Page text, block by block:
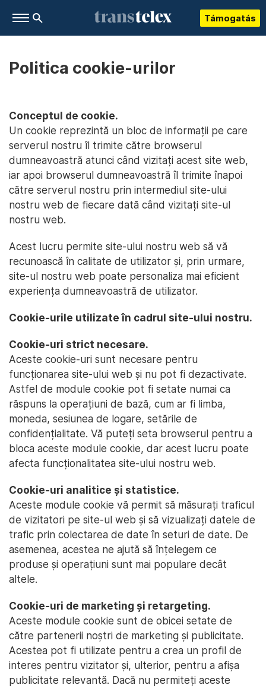
Támogatás
Politica cookie-urilor
Conceptul de cookie.
Un cookie reprezintă un bloc de informații pe care
serverul nostru îl trimite către browserul
dumneavoastră atunci când vizitați acest site web,
iar apoi browserul dumneavoastră îl trimite înapoi
către serverul nostru prin intermediul site-ului
nostru web de fiecare dată când vizitați site-ul
nostru web.
Acest lucru permite site-ului nostru web să vă
recunoască în calitate de utilizator și, prin urmare,
site-ul nostru web poate personaliza mai eficient
experiența dumneavoastră de utilizator.
Cookie-urile utilizate în cadrul site-ului nostru.
Cookie-uri strict necesare.
Aceste cookie-uri sunt necesare pentru
funcționarea site-ului web și nu pot fi dezactivate.
Astfel de module cookie pot fi setate numai ca
răspuns la operațiuni de bază, cum ar fi limba,
moneda, sesiunea de logare, setările de
confidențialitate. Vă puteți seta browserul pentru a
bloca aceste module cookie, dar acest lucru poate
afecta funcționalitatea site-ului nostru web.
Cookie-uri analitice și statistice.
Aceste module cookie vă permit să măsurați traficul
de vizitatori pe site-ul web și să vizualizați datele de
trafic prin colectarea de date în seturi de date. De
asemenea, acestea ne ajută să înțelegem ce
produse și operațiuni sunt mai populare decât
altele.
Cookie-uri de marketing și retargeting.
Aceste module cookie sunt de obicei setate de
către partenerii noștri de marketing și publicitate.
Acestea pot fi utilizate pentru a crea un profil de
interes pentru vizitator și, ulterior, pentru a afișa
publicitate relevantă. Dacă nu permiteți aceste